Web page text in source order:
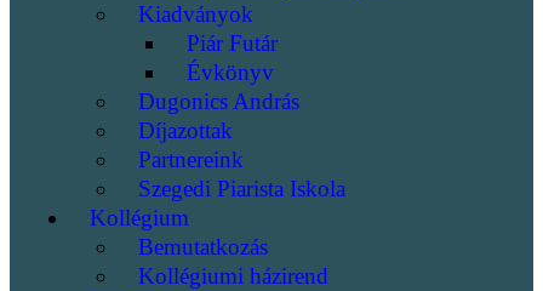
Kiadványok
Piár Futár
Évkönyv
Dugonics András
Díjazottak
Partnereink
Szegedi Piarista Iskola
Kollégium
Bemutatkozás
Kollégiumi házirend